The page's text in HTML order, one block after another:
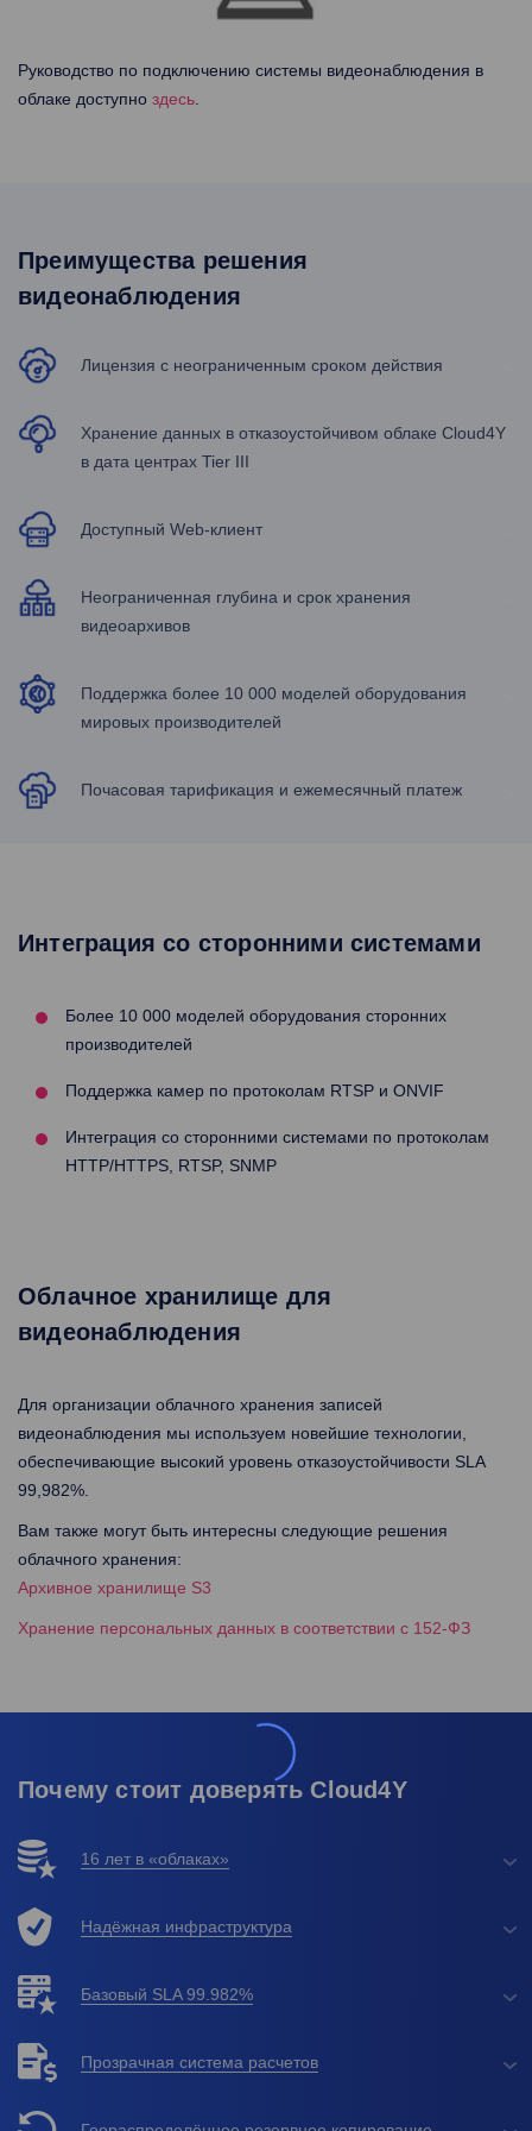
Руководство по подключению системы видеонаблюдения в
облаке доступно здесь
Преимущества решения
видеонаблюдения
Лицензия с неограниченным сроком действия
Хранение данных в отказоустойчивом облаке Cloud4Y
в дата центрах Tier III
Доступный Web-клиент
Неограниченная глубина и срок хранения
видеоархивов
Поддержка более 10 000 моделей оборудования
мировых производителей
Почасовая тарификация и ежемесячный платеж
Интеграция со сторонними системами
Более 10 000 моделей оборудования сторонних
производителей
Поддержка камер по протоколам RTSP и ONVIF
Интеграция со сторонними системами по протоколам
HTTP/HTTPS, RTSP, SNMP
Облачное хранилище для
видеонаблюдения
Для организации облачного хранения записей
видеонаблюдения мы используем новейшие технологии,
обеспечивающие высокий уровень отказоустойчивости SLA
99,982%.
Вам также могут быть интересны следующие решения
облачного хранения:
Архивное хранилище S3
Хранение персональных данных в соответствии с 152-ФЗ
Почему стоит доверять Cloud4Y
16 лет в «облаках»
Надёжная инфраструктура
Базовый SLA 99.982%
Прозрачная система расчетов